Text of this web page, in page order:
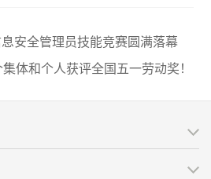
安全管理员技能竞赛圆满落幕
体和个人获评全国五一劳动奖！